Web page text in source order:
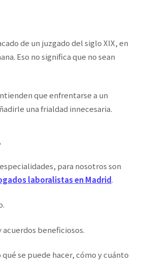
de un juzgado del siglo XIX, en
Eso no significa que no sean
que enfrentarse a un
una frialdad innecesaria.
para nosotros son
laboralistas en Madrid.
acuerdos beneficiosos.
se puede hacer, cómo y cuánto